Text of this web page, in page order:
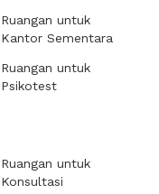
Ruangan untuk
Kantor Sementara
Ruangan untuk
Psikotest
Ruangan untuk
Konsultasi